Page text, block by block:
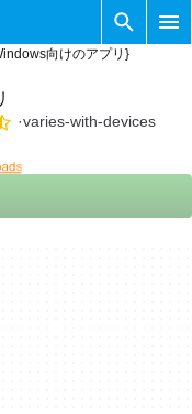
向けのアプリ}
varies-with-devices